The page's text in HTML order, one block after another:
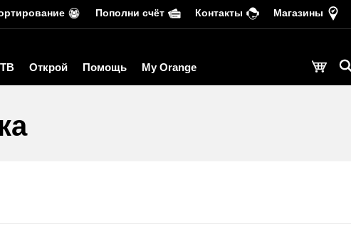
Пополни счёт Контакты Магазины
Открой Помощь My Orange